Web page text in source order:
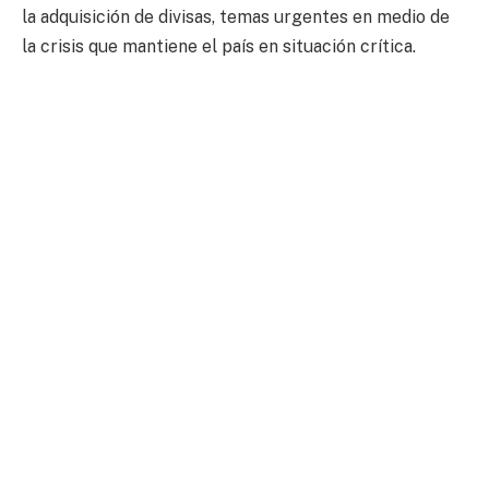
la adquisición de divisas, temas urgentes en medio de
la crisis que mantiene el país en situación crítica.